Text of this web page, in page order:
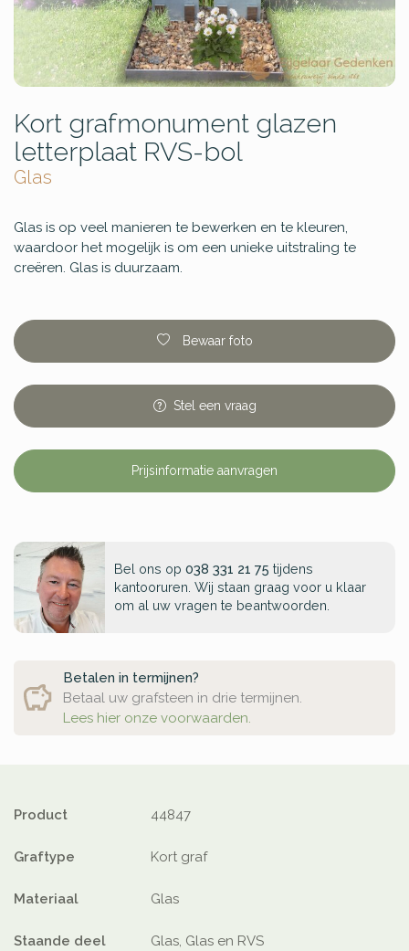
Kort grafmonument glazen
letterplaat RVS-bol
Glas
Glas is op veel manieren te bewerken en te kleuren,
waardoor het mogelijk is om een unieke uitstraling te
creëren. Glas is duurzaam.
Bewaar foto
Stel een vraag
Prijsinformatie aanvragen
Bel ons op 038 331 21 75 tijdens
kantooruren. Wij staan graag voor u klaar
om al uw vragen te beantwoorden.
Betalen in termijnen?
Betaal uw grafsteen in drie termijnen.
Lees hier onze voorwaarden.
Product 44847
Graftype Kort graf
Materiaal Glas
Staande deel Glas, Glas en RVS